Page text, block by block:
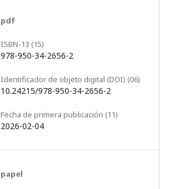
pdf
ISBN-13 (15)
978-950-34-2656-2
Identificador de objeto digital (DOI) (06)
10.24215/978-950-34-2656-2
Fecha de primera publicación (11)
2026-02-04
papel